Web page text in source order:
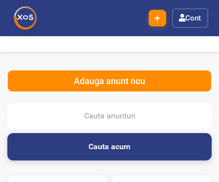
Cont
Adauga anunt nou